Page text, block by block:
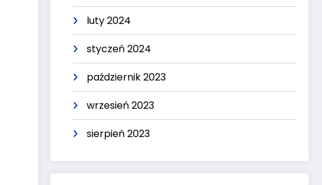
luty 2024
styczeń 2024
październik 2023
wrzesień 2023
sierpień 2023